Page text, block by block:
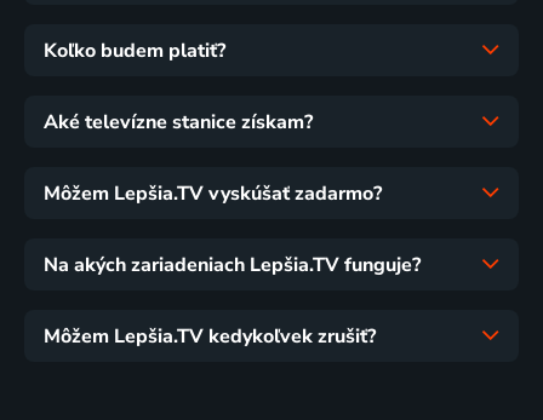
Koľko budem platiť?
Aké televízne stanice získam?
Môžem Lepšia.TV vyskúšať zadarmo?
Na akých zariadeniach Lepšia.TV funguje?
Môžem Lepšia.TV kedykoľvek zrušiť?